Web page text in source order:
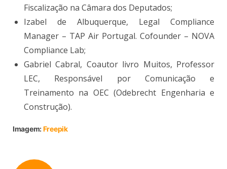
Fiscalização na Câmara dos Deputados;
Izabel de Albuquerque, Legal Compliance
Manager – TAP Air Portugal. Cofounder – NOVA
Compliance Lab;
Gabriel Cabral, Coautor livro Muitos, Professor
LEC, Responsável por Comunicação e
Treinamento na OEC (Odebrecht Engenharia e
Construção).
Imagem:Freepik